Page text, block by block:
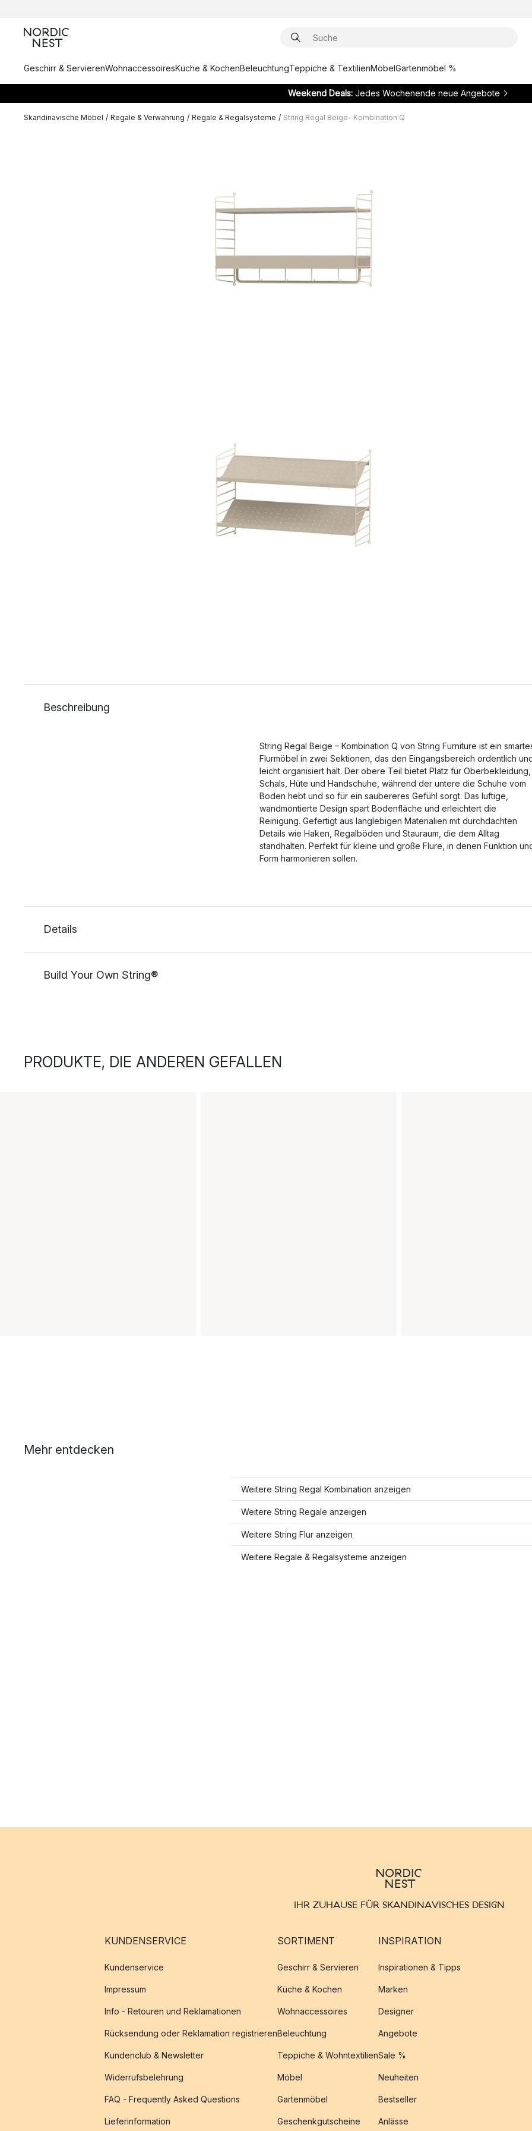
Geschirr & ServierenWohnaccessoiresKüche & KochenBeleuchtungTeppiche & TextilienMöbelGartenmöbel %
Weekend Deals:Jedes Wochenende neue Angebote
Skandinavische Möbel / Regale & Verwahrung / Regale & Regalsysteme / String Regal Beige- Kombination Q
Beschreibung
String Regal Beige – Kombination Q von String Furniture ist ein
Flurmöbel in zwei Sektionen, das den Eingangsbereich ordentlich
leicht organisiert hält. Der obere Teil bietet Platz für Oberbekleidung,
Schals, Hüte und Handschuhe, während der untere die Schuhe vom
Boden hebt und so für ein saubereres Gefühl sorgt. Das luftige,
wandmontierte Design spart Bodenfläche und erleichtert die
Reinigung. Gefertigt aus langlebigen Materialien mit durchdachten
Details wie Haken, Regalböden und Stauraum, die dem Alltag
standhalten. Perfekt für kleine und große Flure, in denen Funktion
Form harmonieren sollen.
Details
Build Your Own String®
PRODUKTE, DIE ANDEREN GEFALLEN
Mehr entdecken
Weitere String Regal Kombination anzeigen
Weitere String Regale anzeigen
Weitere String Flur anzeigen
Weitere Regale & Regalsysteme anzeigen
IHR ZUHAUSE FÜR SKANDINAVISCHES DESIGN
KUNDENSERVICE
Kundenservice
Impressum
Info - Retouren und Reklamationen
Rücksendung oder Reklamation registrieren
Kundenclub & Newsletter
Widerrufsbelehrung
FAQ - Frequently Asked Questions
Lieferinformation
SORTIMENT
Geschirr & Servieren
Küche & Kochen
Wohnaccessoires
Beleuchtung
Teppiche & Wohntextilien
Möbel
Gartenmöbel
Geschenkgutscheine
INSPIRATION
Inspirationen & Tipps
Marken
Designer
Angebote
Sale %
Neuheiten
Bestseller
Anlässe